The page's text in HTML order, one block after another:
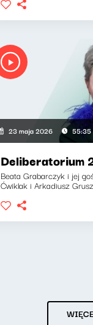
23 maja 2026 55:35
Deliberatorium
Beata Grabarczyk i jej
Ćwiklak i Arkadiusz